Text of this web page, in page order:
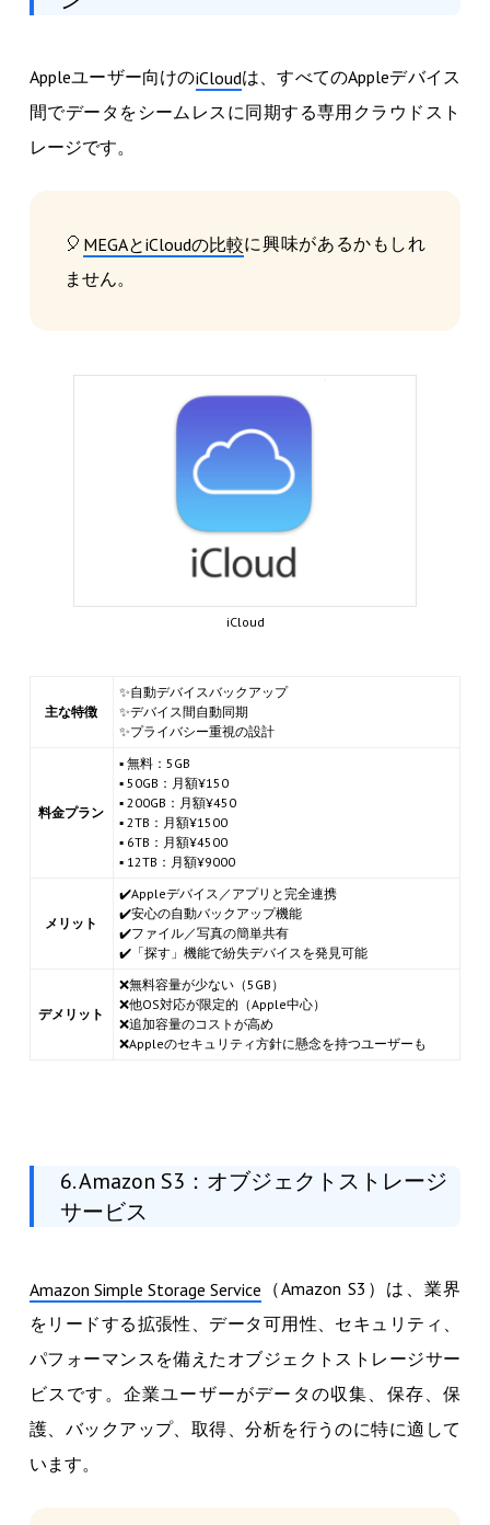
Appleユーザー向けのiCloudは、すべてのAppleデバイス
間でデータをシームレスに同期する専用クラウドスト
レージです。
🎈 MEGAとiCloudの比較に興味があるかもしれ
ません。
iCloud
主な特徴
✨自動デバイスバックアップ
✨デバイス間自動同期
✨プライバシー重視の設計
料金プラン
▪ 無料：5GB
▪ 50GB：月額¥150
▪ 200GB：月額¥450
▪ 2TB：月額¥1500
▪ 6TB：月額¥4500
▪ 12TB：月額¥9000
メリット
✔️Appleデバイス／アプリと完全連携
✔️安心の自動バックアップ機能
✔️ファイル／写真の簡単共有
✔️「探す」機能で紛失デバイスを発見可能
デメリット
❌無料容量が少ない（5GB）
❌他OS対応が限定的（Apple中心）
❌追加容量のコストが高め
❌Appleのセキュリティ方針に懸念を持つユーザーも
6. Amazon S3：オブジェクトストレージ
サービス
Amazon Simple Storage Service （Amazon S3）は、業界
をリードする拡張性、データ可用性、セキュリティ、
パフォーマンスを備えたオブジェクトストレージサー
ビスです。企業ユーザーがデータの収集、保存、保
護、バックアップ、取得、分析を行うのに特に適して
います。